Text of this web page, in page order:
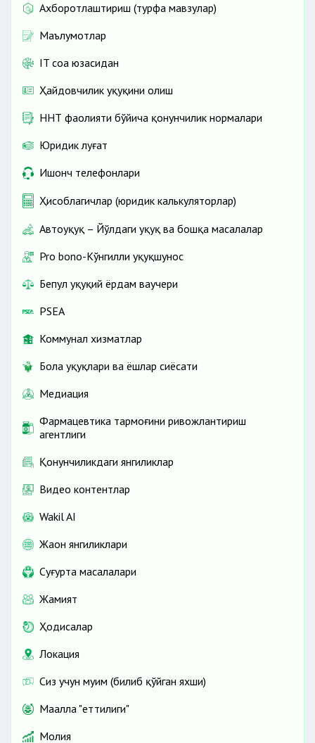
Ахборотлаштириш (турфа мавзулар)
Маълумотлар
IT соҳа юзасидан
Ҳайдовчилик ҳуқуқини олиш
ННТ фаолияти бўйича қонунчилик нормалари
Юридик луғат
Ишонч телефонлари
Ҳисоблагичлар (юридик калькуляторлар)
Автоҳуқуқ – Йўлдаги ҳуқуқ ва бошқа масалалар
Pro bono-Кўнгилли ҳуқуқшунос
Бепул ҳуқуқий ёрдам ваучери
PSEA
Коммунал хизматлар
Бола ҳуқуқлари ва ёшлар сиёсати
Медиация
Фармацевтика тармоғини ривожлантириш
агентлиги
Қонунчиликдаги янгиликлар
Видео контентлар
Wakil AI
Жаҳон янгиликлари
Cуғурта масалалари
Жамият
Ҳодисалар
Локация
Сиз учун муҳим (билиб қўйган яхши)
Маҳалла "еттилиги"
Молия